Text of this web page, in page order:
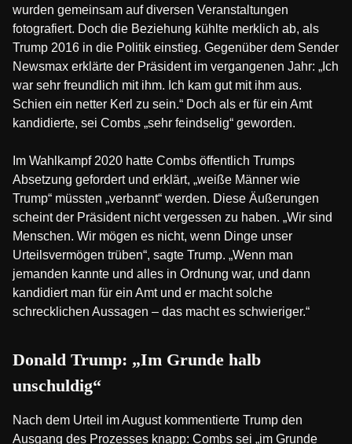
wurden gemeinsam auf diversen Veranstaltungen
fotografiert. Doch die Beziehung kühlte merklich ab, als
Trump 2016 in die Politik einstieg. Gegenüber dem Sender
Newsmax erklärte der Präsident im vergangenen Jahr: „Ich
war sehr freundlich mit ihm. Ich kam gut mit ihm aus.
Schien ein netter Kerl zu sein.“ Doch als er für ein Amt
kandidierte, sei Combs „sehr feindselig“ geworden.
Im Wahlkampf 2020 hatte Combs öffentlich Trumps
Absetzung gefordert und erklärt, „weiße Männer wie
Trump“ müssten „verbannt“ werden. Diese Äußerungen
scheint der Präsident nicht vergessen zu haben. „Wir sind
Menschen. Wir mögen es nicht, wenn Dinge unser
Urteilsvermögen trüben“, sagte Trump. „Wenn man
jemanden kannte und alles in Ordnung war, und dann
kandidiert man für ein Amt und er macht solche
schrecklichen Aussagen – das macht es schwieriger.“
Donald Trump: „Im Grunde halb
unschuldig“
Nach dem Urteil im August kommentierte Trump den
Ausgang des Prozesses knapp: Combs sei „im Grunde